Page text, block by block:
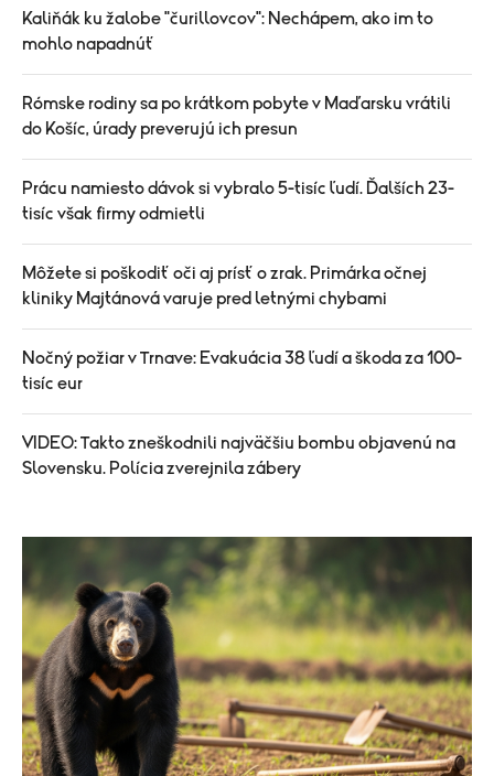
Kaliňák ku žalobe "čurillovcov": Nechápem, ako im to
mohlo napadnúť
Rómske rodiny sa po krátkom pobyte v Maďarsku vrátili
do Košíc, úrady preverujú ich presun
Prácu namiesto dávok si vybralo 5-tisíc ľudí. Ďalších 23-
tisíc však firmy odmietli
Môžete si poškodiť oči aj prísť o zrak. Primárka očnej
kliniky Majtánová varuje pred letnými chybami
Nočný požiar v Trnave: Evakuácia 38 ľudí a škoda za 100-
tisíc eur
VIDEO: Takto zneškodnili najväčšiu bombu objavenú na
Slovensku. Polícia zverejnila zábery